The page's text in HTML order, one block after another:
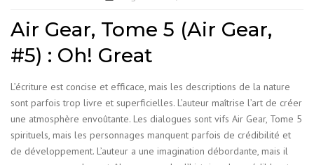
Air Gear, Tome 5 (Air Gear,
#5) : Oh! Great
L’écriture est concise et efficace, mais les descriptions de la nature
sont parfois trop livre et superficielles. L’auteur maîtrise l’art de créer
une atmosphère envoûtante. Les dialogues sont vifs Air Gear, Tome 5
spirituels, mais les personnages manquent parfois de crédibilité et
de développement. L’auteur a une imagination débordante, mais il